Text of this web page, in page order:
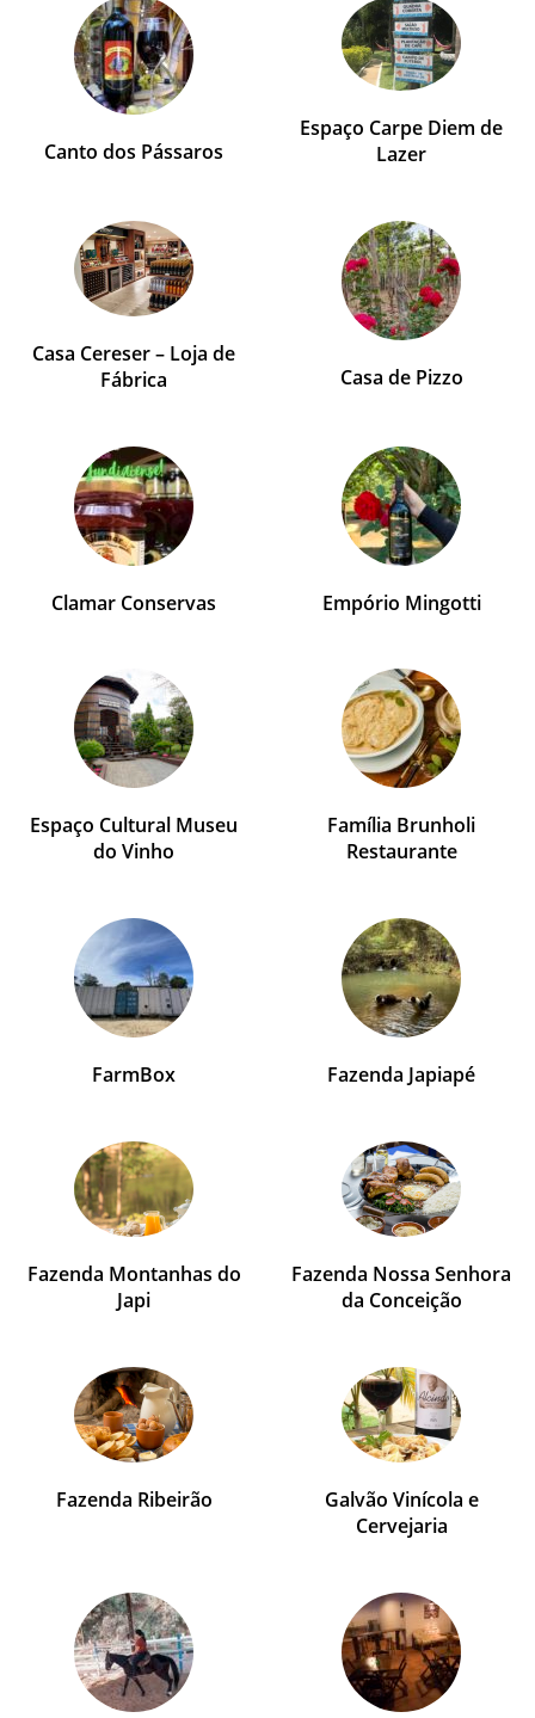
Canto dos Pássaros
Espaço Carpe Diem de
Lazer
Casa Cereser – Loja de
Fábrica
Casa de Pizzo
Clamar Conservas Empório Mingotti
Espaço Cultural Museu
do Vinho
Família Brunholi
Restaurante
FarmBox Fazenda Japiapé
Fazenda Montanhas do
Japi
Fazenda Nossa Senhora
da Conceição
Fazenda Ribeirão
Galvão Vinícola e
Cervejaria